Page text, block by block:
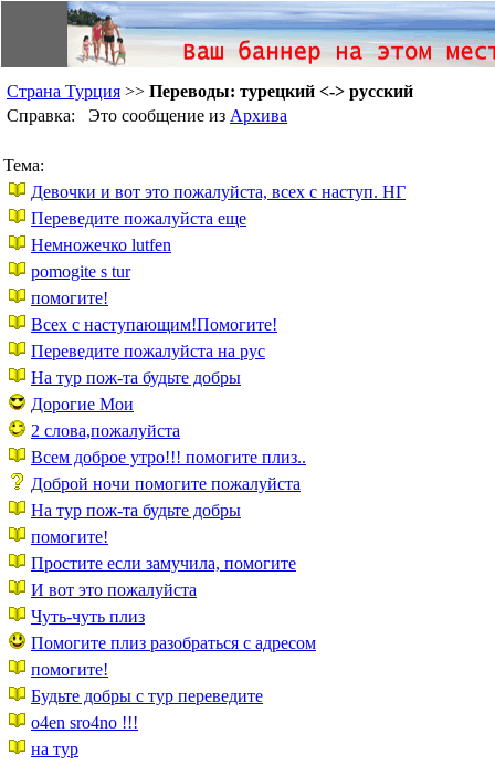
Страна Турция >> Переводы: турецкий <-> русский
Справка: Это сообщение из Архива
Тема:
Девочки и вот это пожалуйста, всех с наступ. НГ
Переведите пожалуйста еще
Немножечко lutfen
pomogite s tur
помогите!
Всех с наступающим!Помогите!
Переведите пожалуйста на рус
На тур пож-та будьте добры
Дорогие Мои
2 слова,пожалуйста
Всем доброе утро!!! помогите плиз..
Доброй ночи помогите пожалуйста
На тур пож-та будьте добры
помогите!
Простите если замучила, помогите
И вот это пожалуйста
Чуть-чуть плиз
Помогите плиз разобраться с адресом
помогите!
Будьте добры с тур переведите
o4en sro4no !!!
на тур